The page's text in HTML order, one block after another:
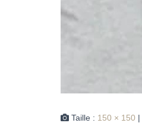
Taille : 150 × 150 |